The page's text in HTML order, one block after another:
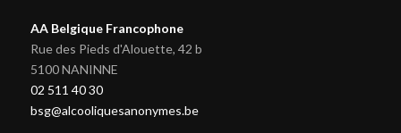
AA Belgique Francophone
Rue des Pieds d'Alouette, 42 b
5100 NANINNE
02 511 40 30
bsg@alcooliquesanonymes.be